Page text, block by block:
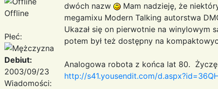
Offline
Płeć:
Debiut:
2003/09/23
Wiadomości:
dwóch nazw
Mam nadzieję, że
megamixu Modern Talking autorstwa
Ukazał się on pierwotnie na winylowym
potem był też dostępny na
Analogowa robota z końca lat 80. Życzę
http://s41.yousendit.com/